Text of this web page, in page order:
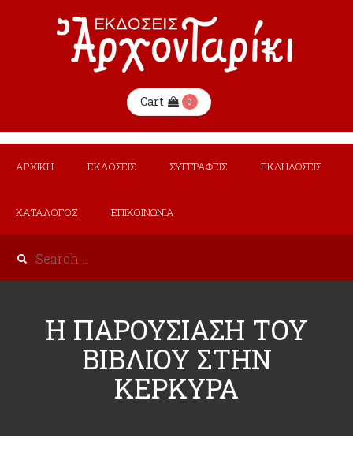
Cart 0
ΑΡΧΙΚΗ ΕΚΔΟΣΕΙΣ ΣΥΓΓΡΑΦΕΙΣ ΕΚΔΗΛΩΣΕΙΣ
ΚΑΤΑΛΟΓΟΣ ΕΠΙΚΟΙΝΩΝΙΑ
Η ΠΑΡΟΥΣΙΑΣΗ ΤΟΥ
ΒΙΒΛΙΟΥ ΣΤΗΝ
ΚΕΡΚΥΡΑ